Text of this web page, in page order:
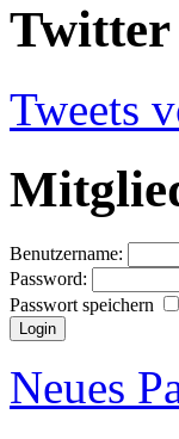
Twitter
Tweets
Benutzername:
Password:
Passwort speichern
Neues